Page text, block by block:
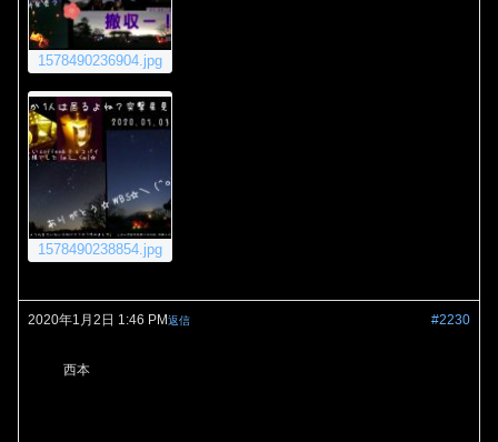
1578490236904.jpg
1578490238854.jpg
2020年1月2日 1:46 PM #2230
返信
西本